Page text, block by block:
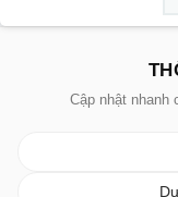
Cập nhật nhanh